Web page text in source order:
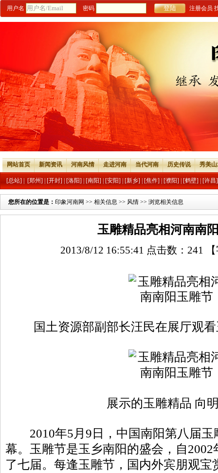
用户名 密码 注册会员
网站首页 新闻资讯 河南风情 走进河南 当代河南 历史传说 秀美
[总站] [郑州] [开封] [洛阳] [南阳] [安阳] [新乡] [焦作] [濮阳] [鹤壁] [许昌]
您所在的位置是： 印象河南网 >> 相关信息 >> 风情 >> 浏览相关信息
玉雕精品亮相河南南
2013/8/12 16:55:41 点击数： 241
国土资源部副部长汪民在展厅观
展示的玉雕精品 向
2010年5月9日，中国南阳第八届玉
幕。玉雕节是玉乡南阳的盛会，自
了七届。每逢玉雕节，国内外宾朋观